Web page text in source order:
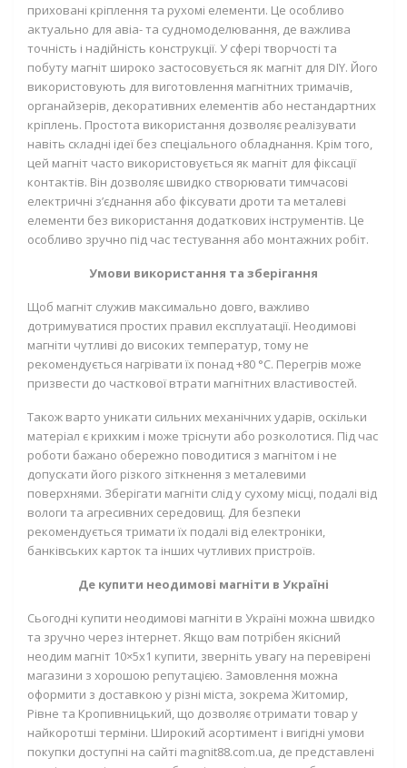
приховані кріплення та рухомі елементи. Це особливо
актуально для авіа- та судномоделювання, де важлива
точність і надійність конструкції. У сфері творчості та
побуту магніт широко застосовується як магніт для DIY. Його
використовують для виготовлення магнітних тримачів,
органайзерів, декоративних елементів або нестандартних
кріплень. Простота використання дозволяє реалізувати
навіть складні ідеї без спеціального обладнання. Крім того,
цей магніт часто використовується як магніт для фіксації
контактів. Він дозволяє швидко створювати тимчасові
електричні з’єднання або фіксувати дроти та металеві
елементи без використання додаткових інструментів. Це
особливо зручно під час тестування або монтажних робіт.
Умови використання та зберігання
Щоб магніт служив максимально довго, важливо
дотримуватися простих правил експлуатації. Неодимові
магніти чутливі до високих температур, тому не
рекомендується нагрівати їх понад +80 °C. Перегрів може
призвести до часткової втрати магнітних властивостей.
Також варто уникати сильних механічних ударів, оскільки
матеріал є крихким і може тріснути або розколотися. Під час
роботи бажано обережно поводитися з магнітом і не
допускати його різкого зіткнення з металевими
поверхнями. Зберігати магніти слід у сухому місці, подалі від
вологи та агресивних середовищ. Для безпеки
рекомендується тримати їх подалі від електроніки,
банківських карток та інших чутливих пристроїв.
Де купити неодимові магніти в Україні
Сьогодні купити неодимові магніти в Україні можна швидко
та зручно через інтернет. Якщо вам потрібен якісний
неодим магніт 10×5х1 купити, зверніть увагу на перевірені
магазини з хорошою репутацією. Замовлення можна
оформити з доставкою у різні міста, зокрема Житомир,
Рівне та Кропивницький, що дозволяє отримати товар у
найкоротші терміни. Широкий асортимент і вигідні умови
покупки доступні на сайті magnit88.com.ua, де представлені